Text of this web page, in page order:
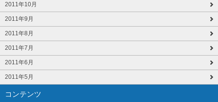
2011年10月
2011年9月
2011年8月
2011年7月
2011年6月
2011年5月
コンテンツ